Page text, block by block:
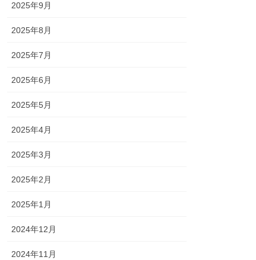
2025年9月
2025年8月
2025年7月
2025年6月
2025年5月
2025年4月
2025年3月
2025年2月
2025年1月
2024年12月
2024年11月